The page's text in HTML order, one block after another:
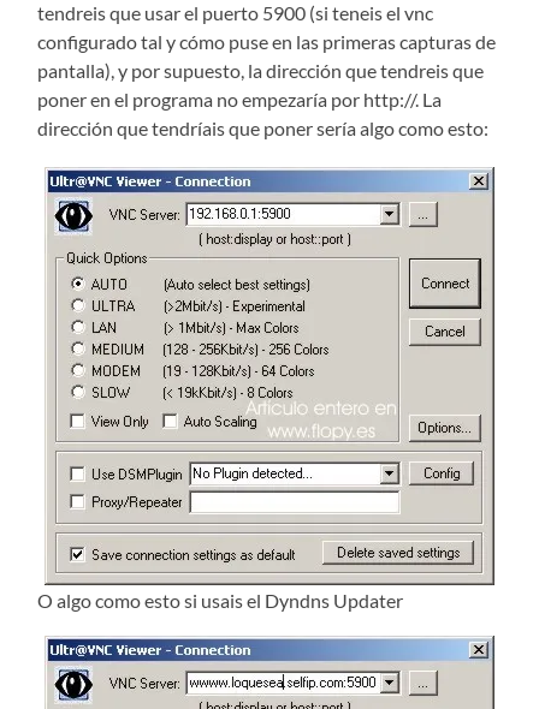
tendreis que usar el puerto 5900 (si teneis el vnc
configurado tal y cómo puse en las primeras capturas de
pantalla), y por supuesto, la dirección que tendreis que
poner en el programa no empezaría por http://. La
dirección que tendríais que poner sería algo como esto:
O algo como esto si usais el Dyndns Updater